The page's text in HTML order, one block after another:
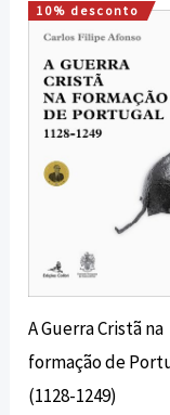
10% desconto
A Guerra Cristã na
formação de
(1128-1249)
O
preço
original
era:
28,00 €.
O
preço
25,20